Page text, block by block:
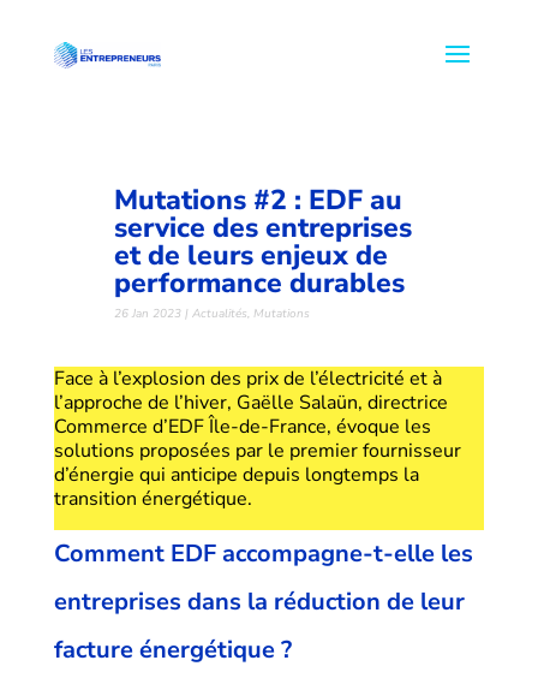
Mutations #2 : EDF au
service des entreprises
et de leurs enjeux de
performance durables
26 Jan 2023 |Actualités,Mutations
Face à l’explosion des prix de l’électricité et à
l’approche de l’hiver, Gaëlle Salaün, directrice
Commerce d’EDF Île-de-France, évoque les
solutions proposées par le premier fournisseur
d’énergie qui anticipe depuis longtemps la
transition énergétique.
Comment EDF accompagne-t-elle les
entreprises dans la réduction de leur
facture énergétique ?